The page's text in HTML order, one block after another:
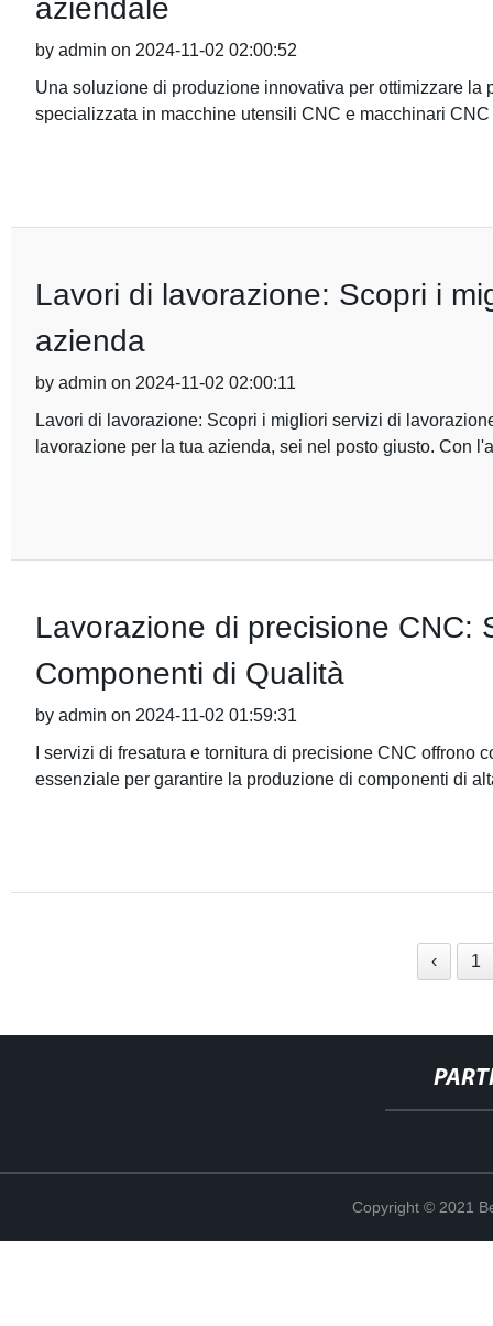
aziendale
by admin on 2024-11-02 02:00:52
Una soluzione di produzione innovativa per ottimizzare
specializzata in macchine utensili CNC e macchinari
Lavori di lavorazione: Scopri i
azienda
by admin on 2024-11-02 02:00:11
Lavori di lavorazione: Scopri i migliori servizi di
lavorazione per la tua azienda, sei nel posto giusto. Con
Lavorazione di precisione CNC:
Componenti di Qualità
by admin on 2024-11-02 01:59:31
I servizi di fresatura e tornitura di precisione CNC
essenziale per garantire la produzione di componenti di
‹ 1
Copyright © 2021